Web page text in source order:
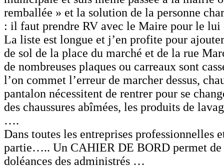
remballée » et la solution de la personne
: il faut prendre RV avec le Maire pour le
La liste est longue et j’en profite pour
de sol de la place du marché et de la rue
de nombreuses plaques ou carreaux sont
l’on commet l’erreur de marcher dessus,
pantalon nécessitent de rentrer pour se
des chaussures abîmées, les produits de
….
Dans toutes les entreprises professionnelles
partie….. Un CAHIER DE BORD permet de
doléances des administrés …